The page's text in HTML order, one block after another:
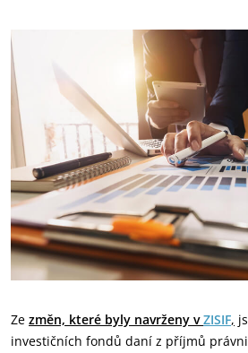
Ze změn, které byly navrženy vZISIF,
investičních fondů daní z příjmů